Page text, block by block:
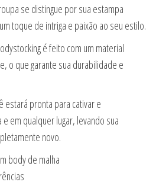
se distingue por sua estampa
toque de intriga e paixão ao seu estilo.
é feito com um material
o que garante sua durabilidade e
estará pronta para cativar e
em qualquer lugar, levando sua
novo.
body de malha